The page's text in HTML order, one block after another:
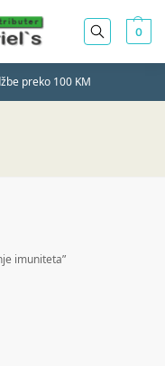
0
preko 100 KM
imuniteta”